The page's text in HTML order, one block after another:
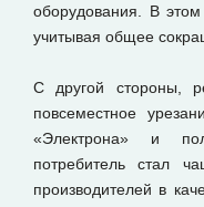
оборудования. В этом
учитывая общее
С другой стороны,
повсеместное
«Электрона» и
потребитель стал
производителей в